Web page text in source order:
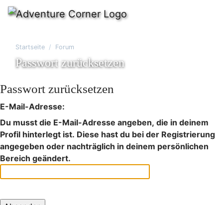
Startseite Forum
Passwort zurücksetzen
Passwort zurücksetzen
E-Mail-Adresse:
Du musst die E-Mail-Adresse angeben, die in deinem
Profil hinterlegt ist. Diese hast du bei der Registrierung
angegeben oder nachträglich in deinem persönlichen
Bereich geändert.